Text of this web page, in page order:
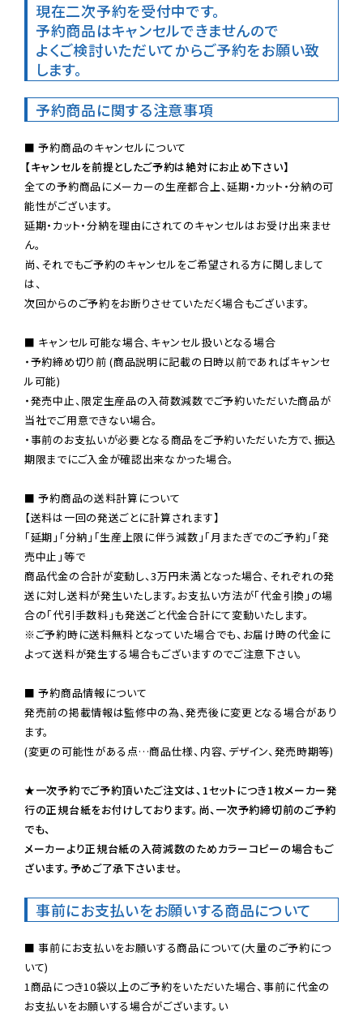
現在二次予約を受付中です。
予約商品はキャンセルできませんので
よくご検討いただいてからご予約をお願い致
します。
予約商品に関する注意事項
【キャンセルを前提としたご予約は絶対にお止め下さい】
全ての予約商品にメーカーの生産都合上、延期・カット・分納の可
能性がございます。
延期・カット・分納を理由にされてのキャンセルはお受け出来ませ
ん。
尚、それでもご予約のキャンセルをご希望される方に関しまして
は、
次回からのご予約をお断りさせていただく場合もございます。
■ キャンセル可能な場合、キャンセル扱いとなる場合
・予約締め切り前 (商品説明に記載の日時以前であればキャンセ
ル可能)
・発売中止、限定生産品の入荷数減数でご予約いただいた商品が
当社でご用意できない場合。
・事前のお支払いが必要となる商品をご予約いただいた方で、振込
期限までにご入金が確認出来なかった場合。
■ 予約商品の送料計算について
【送料は一回の発送ごとに計算されます】
「延期」「分納」「生産上限に伴う減数」「月またぎでのご予約」「発
売中止」等で
商品代金の合計が変動し、3万円未満となった場合、それぞれの発
送に対し送料が発生いたします。お支払い方法が「代金引換」の場
※ご予約時に送料無料となっていた場合でも、お届け時の代金に
よって送料が発生する場合もございますのでご注意下さい。
■ 予約商品情報について
発売前の掲載情報は監修中の為、発売後に変更となる場合があり
ます。
(変更の可能性がある点…商品仕様、内容、デザイン、発売時期等)
★一次予約でご予約頂いたご注文は、1セットにつき1枚メーカー発
行の正規台紙をお付けしております。尚、一次予約締切前のご予約
でも、
メーカーより正規台紙の入荷減数のためカラーコピーの場合もご
ざいます。予めご了承下さいませ。
事前にお支払いをお願いする商品について
■ 事前にお支払いをお願いする商品について(大量のご予約につ
いて)
1商品につき10袋以上のご予約をいただいた場合、事前に代金の
お支払いをお願いする場合がございます。い